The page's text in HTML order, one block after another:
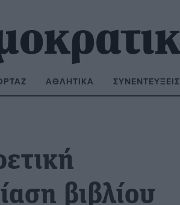
ΑΘΛΗΤΙΚΆ ΣΥΝΕΝΤΕΎΞΕΙΣ
βιβλίου